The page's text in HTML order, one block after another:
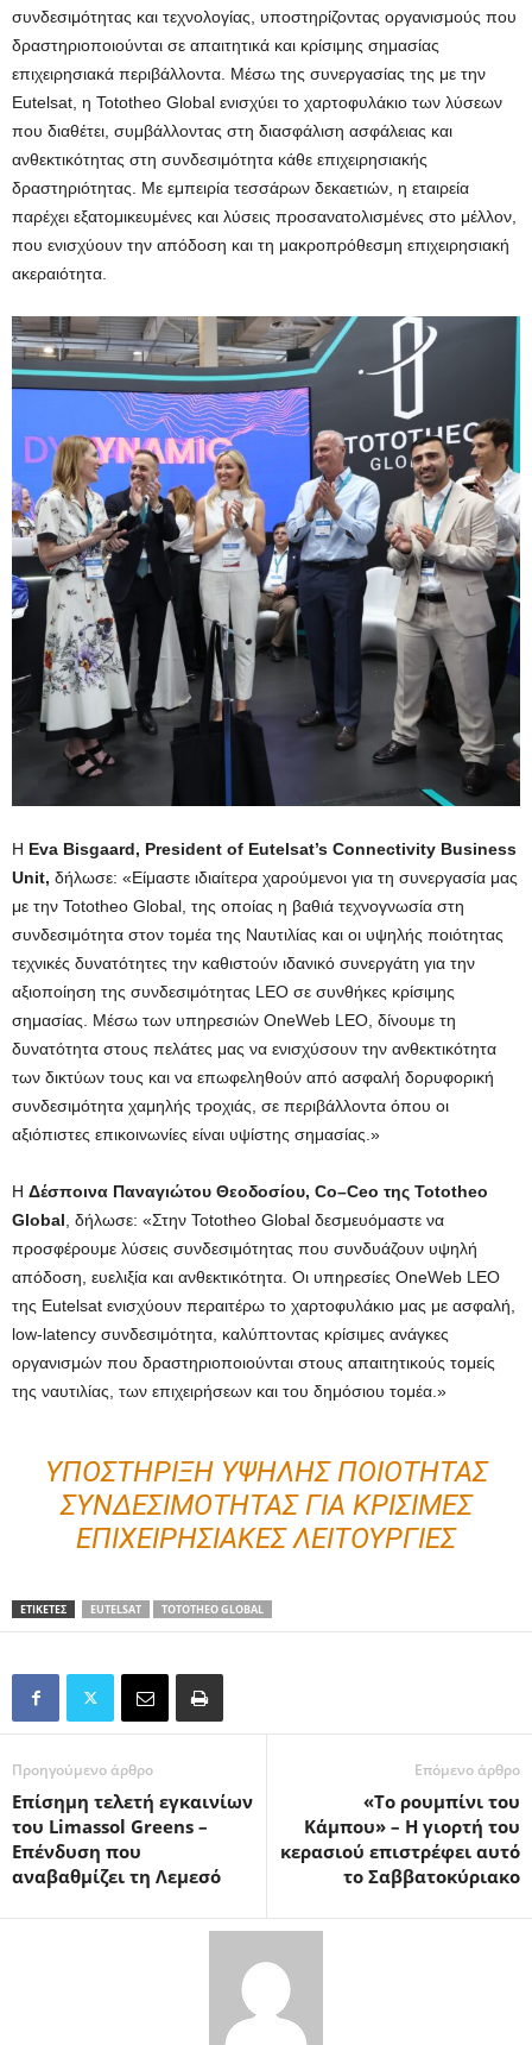
συνδεσιμότητας και τεχνολογίας, υποστηρίζοντας οργανισμούς που
δραστηριοποιούνται σε απαιτητικά και κρίσιμης σημασίας
επιχειρησιακά περιβάλλοντα. Μέσω της συνεργασίας της με την
Eutelsat, η Tototheo Global ενισχύει το χαρτοφυλάκιο των λύσεων
που διαθέτει, συμβάλλοντας στη διασφάλιση ασφάλειας και
ανθεκτικότητας στη συνδεσιμότητα κάθε επιχειρησιακής
δραστηριότητας. Με εμπειρία τεσσάρων δεκαετιών, η εταιρεία
παρέχει εξατομικευμένες και λύσεις προσανατολισμένες στο μέλλον,
που ενισχύουν την απόδοση και τη μακροπρόθεσμη επιχειρησιακή
ακεραιότητα.
Η Eva Bisgaard, President of Eutelsat’s Connectivity Business
Unit, δήλωσε: «Είμαστε ιδιαίτερα χαρούμενοι για τη συνεργασία μας
με την Tototheo Global, της οποίας η βαθιά τεχνογνωσία στη
συνδεσιμότητα στον τομέα της Ναυτιλίας και οι υψηλής ποιότητας
τεχνικές δυνατότητες την καθιστούν ιδανικό συνεργάτη για την
αξιοποίηση της συνδεσιμότητας LEO σε συνθήκες κρίσιμης
σημασίας. Μέσω των υπηρεσιών OneWeb LEO, δίνουμε τη
δυνατότητα στους πελάτες μας να ενισχύσουν την ανθεκτικότητα
των δικτύων τους και να επωφεληθούν από ασφαλή δορυφορική
συνδεσιμότητα χαμηλής τροχιάς, σε περιβάλλοντα όπου οι
αξιόπιστες επικοινωνίες είναι υψίστης σημασίας.»
Η Δέσποινα Παναγιώτου Θεοδοσίου, Co–Ceo της Tototheo
Global , δήλωσε: «Στην Tototheo Global δεσμευόμαστε να
προσφέρουμε λύσεις συνδεσιμότητας που συνδυάζουν υψηλή
απόδοση, ευελιξία και ανθεκτικότητα. Οι υπηρεσίες OneWeb LEO
της Eutelsat ενισχύουν περαιτέρω το χαρτοφυλάκιο μας με ασφαλή,
low-latency συνδεσιμότητα, καλύπτοντας κρίσιμες ανάγκες
οργανισμών που δραστηριοποιούνται στους απαιτητικούς τομείς
της ναυτιλίας, των επιχειρήσεων και του δημόσιου τομέα.»
ΥΠΟΣΤΉΡΙΞΗ ΥΨΗΛΉΣ ΠΟΙΌΤΗΤΑΣ
ΣΥΝΔΕΣΙΜΌΤΗΤΑΣ ΓΙΑ ΚΡΊΣΙΜΕΣ
ΕΠΙΧΕΙΡΗΣΙΑΚΈΣ ΛΕΙΤΟΥΡΓΊΕΣ
ΕΤΙΚΕΤΕΣ EUTELSAT TOTOTHEO GLOBAL
Προηγούμενο άρθρο
Επίσημη τελετή εγκαινίων
του Limassol Greens –
Eπένδυση που
αναβαθμίζει τη Λεμεσό
Επόμενο άρθρο
«Το ρουμπίνι του
Κάμπου» – Η γιορτή του
κερασιού επιστρέφει αυτό
το Σαββατοκύριακο